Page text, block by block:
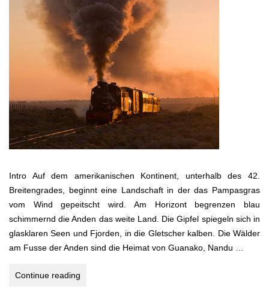
Intro Auf dem amerikanischen Kontinent, unterhalb des 42.
Breitengrades, beginnt eine Landschaft in der das Pampasgras
vom Wind gepeitscht wird. Am Horizont begrenzen blau
schimmernd die Anden das weite Land. Die Gipfel spiegeln sich in
glasklaren Seen und Fjorden, in die Gletscher kalben. Die Wälder
am Fusse der Anden sind die Heimat von Guanako, Nandu …
Continue reading